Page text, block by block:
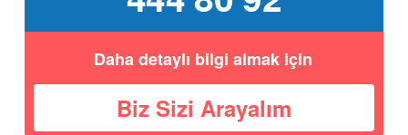
Daha detaylı bilgi almak için
Biz Sizi Arayalım